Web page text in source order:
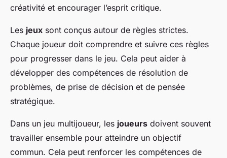
créativité et encourager l’esprit critique.
Les jeux sont conçus autour de règles strictes.
Chaque joueur doit comprendre et suivre ces règles
pour progresser dans le jeu. Cela peut aider à
développer des compétences de résolution de
problèmes, de prise de décision et de pensée
stratégique.
Dans un jeu multijoueur, les joueurs doivent souvent
travailler ensemble pour atteindre un objectif
commun. Cela peut renforcer les compétences de